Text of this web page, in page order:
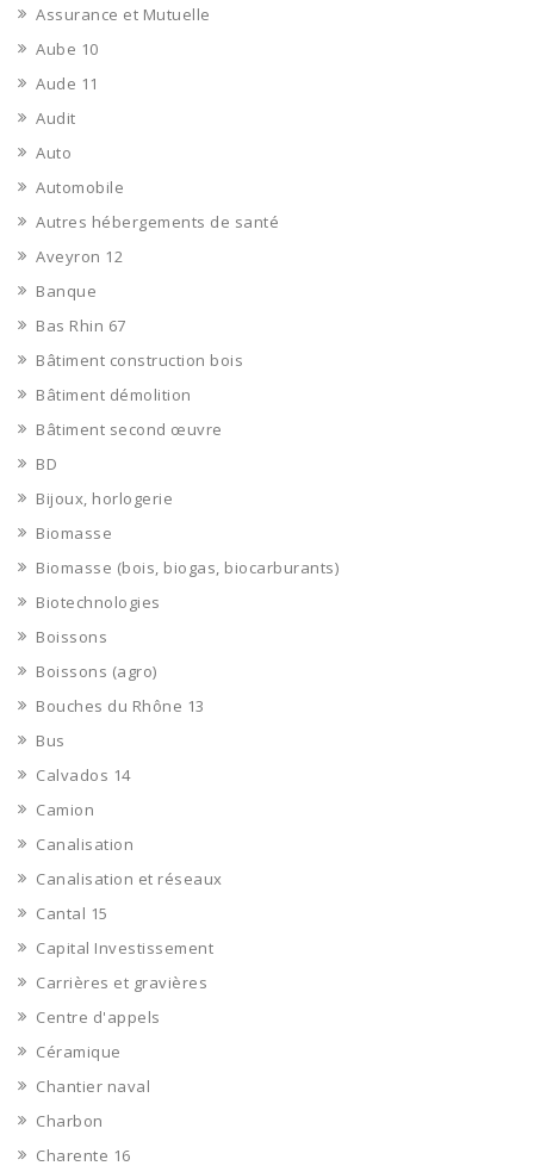
Assurance et Mutuelle
Aube 10
Aude 11
Audit
Auto
Automobile
Autres hébergements de santé
Aveyron 12
Banque
Bas Rhin 67
Bâtiment construction bois
Bâtiment démolition
Bâtiment second œuvre
BD
Bijoux, horlogerie
Biomasse
Biomasse (bois, biogas, biocarburants)
Biotechnologies
Boissons
Boissons (agro)
Bouches du Rhône 13
Bus
Calvados 14
Camion
Canalisation
Canalisation et réseaux
Cantal 15
Capital Investissement
Carrières et gravières
Centre d'appels
Céramique
Chantier naval
Charbon
Charente 16